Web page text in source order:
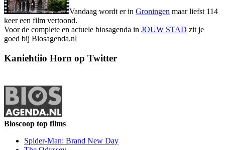
Vandaag wordt er in Groningen maar liefst 114
keer een film vertoond.
Voor de complete en actuele biosagenda in JOUW STAD zit je
goed bij Biosagenda.nl
Kaniehtiio Horn op Twitter
Bioscoop top films
Spider-Man: Brand New Day